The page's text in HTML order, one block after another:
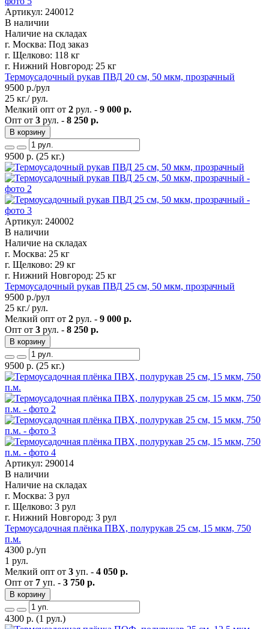
Артикул: 240012
В наличии
Наличие на складах
г. Москва: Под заказ
г. Щелково: 118 кг
г. Нижний Новгород: 25 кг
Термоусадочный рукав ПВД 20 см, 50 мкм, прозрачный
9500 р./рул
25 кг./ рул.
Мелкий опт от 2 рул. - 9 000 р.
Опт от 3 рул. - 8 250 р.
В корзину
9500 р. (25 кг.)
Артикул: 240002
В наличии
Наличие на складах
г. Москва: 25 кг
г. Щелково: 29 кг
г. Нижний Новгород: 25 кг
Термоусадочный рукав ПВД 25 см, 50 мкм, прозрачный
9500 р./рул
25 кг./ рул.
Мелкий опт от 2 рул. - 9 000 р.
Опт от 3 рул. - 8 250 р.
В корзину
9500 р. (25 кг.)
Артикул: 290014
В наличии
Наличие на складах
г. Москва: 3 рул
г. Щелково: 3 рул
г. Нижний Новгород: 3 рул
Термоусадочная плёнка ПВХ, полурукав 25 см, 15 мкм, 750
п.м.
4300 р./уп
1 рул.
Мелкий опт от 3 уп. - 4 050 р.
Опт от 7 уп. - 3 750 р.
В корзину
4300 р. (1 рул.)